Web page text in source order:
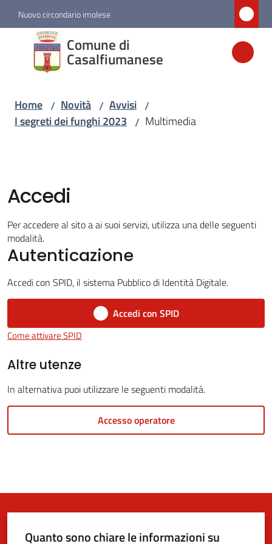
Vai al contenuto
Vai alla navigazione
Vai al footer
Nuovo circondario imolese
Comune di
Casalfiumanese
Comune di
Casalfiumanese
Amministrazione
Servizi
Vivere
Casalfiumanese
5x1000
Servizi
line
Tutti
Home / Novità / Avvisi /
I segreti dei funghi 2023 / Multimedia
Accedi
Per accedere al sito a ai suoi servizi, utilizza una delle seguenti
modalità.
Autenticazione
Accedi con SPID, il sistema Pubblico di Identità Digitale.
Accedi con SPID
Come attivare SPID
Altre utenze
In alternativa puoi utilizzare le seguenti modalità.
Accesso operatore
Quanto sono chiare le informazioni su